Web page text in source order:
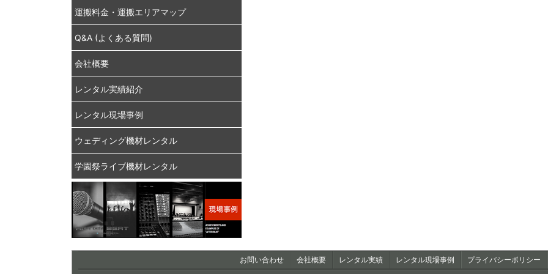
運搬料金・運搬エリアマップ
Q&A (よくある質問)
会社概要
レンタル実績紹介
レンタル現場事例
ウェディング機材レンタル
学園祭ライブ機材レンタル
お問い合わせ 会社概要 レンタル実績 レンタル現場事例 プライバシーポリシー